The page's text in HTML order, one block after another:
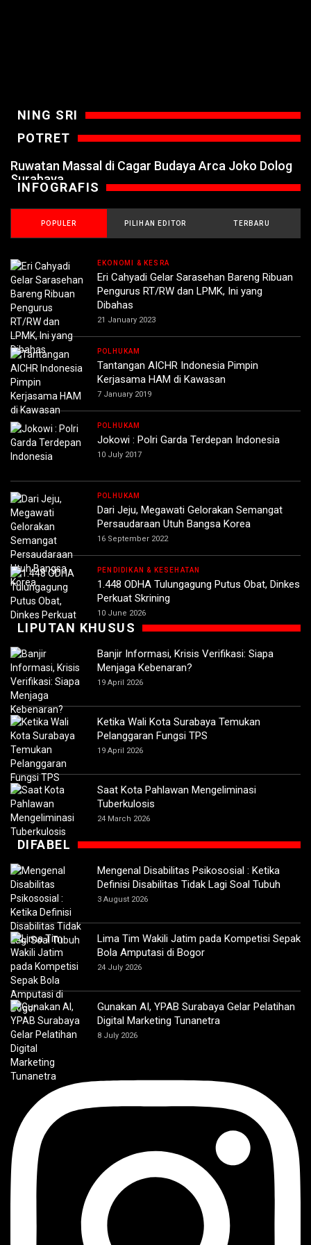
NING SRI
POTRET
Ruwatan Massal di Cagar Budaya Arca Joko Dolog
Surabaya
INFOGRAFIS
POPULER PILIHAN EDITOR TERBARU
EKONOMI & KESRA
Eri Cahyadi Gelar Sarasehan Bareng Ribuan
Pengurus RT/RW dan LPMK, Ini yang
Dibahas
21 January 2023
POLHUKAM
Tantangan AICHR Indonesia Pimpin
Kerjasama HAM di Kawasan
7 January 2019
POLHUKAM
Jokowi : Polri Garda Terdepan Indonesia
10 July 2017
POLHUKAM
Dari Jeju, Megawati Gelorakan Semangat
Persaudaraan Utuh Bangsa Korea
16 September 2022
PENDIDIKAN & KESEHATAN
1.448 ODHA Tulungagung Putus Obat, Dinkes
Perkuat Skrining
10 June 2026
LIPUTAN KHUSUS
Banjir Informasi, Krisis Verifikasi: Siapa
Menjaga Kebenaran?
19 April 2026
Ketika Wali Kota Surabaya Temukan
Pelanggaran Fungsi TPS
19 April 2026
Saat Kota Pahlawan Mengeliminasi
Tuberkulosis
24 March 2026
DIFABEL
Mengenal Disabilitas Psikososial : Ketika
Definisi Disabilitas Tidak Lagi Soal Tubuh
3 August 2026
Lima Tim Wakili Jatim pada Kompetisi Sepak
Bola Amputasi di Bogor
24 July 2026
Gunakan AI, YPAB Surabaya Gelar Pelatihan
Digital Marketing Tunanetra
8 July 2026